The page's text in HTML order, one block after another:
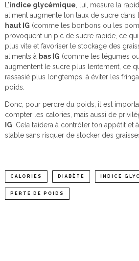
L’indice glycémique , lui, mesure la
aliment augmente ton taux de sucre dans
haut IG (comme les bonbons ou les
provoquent un pic de sucre rapide, ce
plus vite et favoriser le stockage des
aliments à bas IG (comme les légumes
augmentent le sucre plus lentement, ce
rassasié plus longtemps, à éviter les
poids.
Donc, pour perdre du poids, il est
compter les calories, mais aussi de
IG . Cela t’aidera à contrôler ton appétit et
stable sans risquer de stocker des
CALORIES DIABÈTE INDICE
PERTE DE POIDS